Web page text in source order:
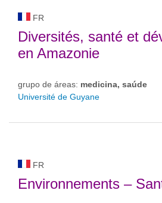
FR
Diversités, santé et
en Amazonie
grupo de áreas: medicina, saúde
Université de Guyane
FR
Environnements –